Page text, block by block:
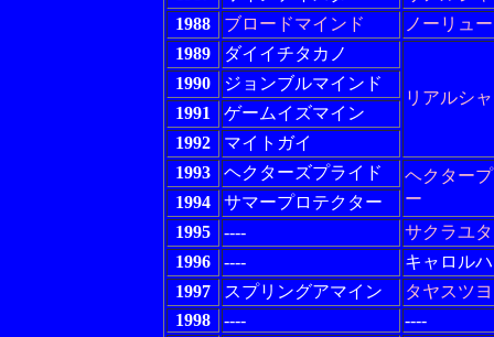
1988
ブロードマインド
ノーリュ
1989
ダイイチタカノ
リアルシ
1990
ジョンブルマインド
1991
ゲームイズマイン
1992
マイトガイ
1993
ヘクターズプライド
ヘクター
ー
1994
サマープロテクター
1995
----
サクラユ
1996
----
キャロル
1997
スプリングアマイン
タヤスツ
1998
----
----